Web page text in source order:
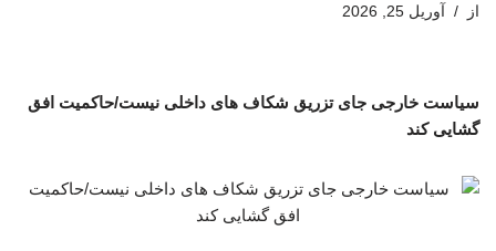
از آوریل 25, 2026
سیاست خارجی جای تزریق شکاف های داخلی نیست/حاکمیت افق
گشایی کند